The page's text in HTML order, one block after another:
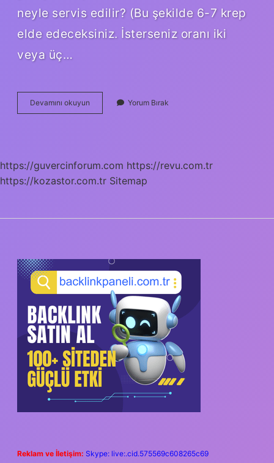
neyle servis edilir? (Bu şekilde 6-7 krep
elde edeceksiniz. İsterseniz oranı iki
veya üç…
Devamını okuyun Beşamel
Soslu
Gider
Yorum Bırak
https://guvercinforum.com https://revu.com.tr
https://kozastor.com.tr Sitemap
SIDEBAR
Reklam ve İletişim: Skype: live:.cid.575569c608265c69